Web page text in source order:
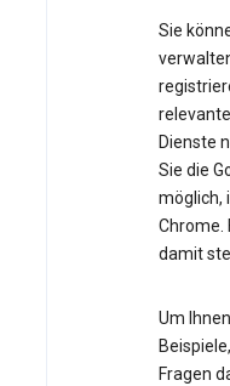
Sie
Dienste
Sie die
möglich,
Chrome.
damit
Um
Fragen